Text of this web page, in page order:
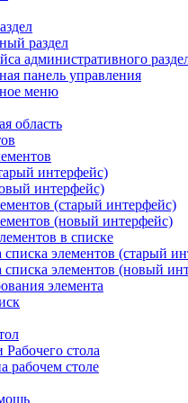
раздел
административного
панель управления
меню
область
интерфейс)
интерфейс)
(старый интерфейс)
(новый интерфейс)
в списке
списка элементов (старый
списка элементов (новый
элемента
стола
рабочем столе